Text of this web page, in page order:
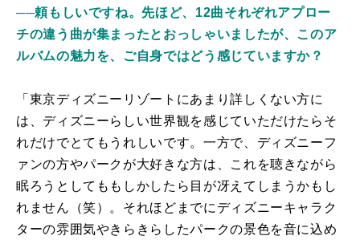
──頼もしいですね。先ほど、12曲それぞれアプロー
チの違う曲が集まったとおっしゃいましたが、このア
ルバムの魅力を、ご自身ではどう感じていますか？
「東京ディズニーリゾートにあまり詳しくない方に
は、ディズニーらしい世界観を感じていただけたらそ
れだけでとてもうれしいです。一方で、ディズニーフ
ァンの方やパークが大好きな方は、これを聴きながら
眠ろうとしてももしかしたら目が冴えてしまうかもし
れません（笑）。それほどまでにディズニーキャラク
ターの雰囲気やきらきらしたパークの景色を音に込め